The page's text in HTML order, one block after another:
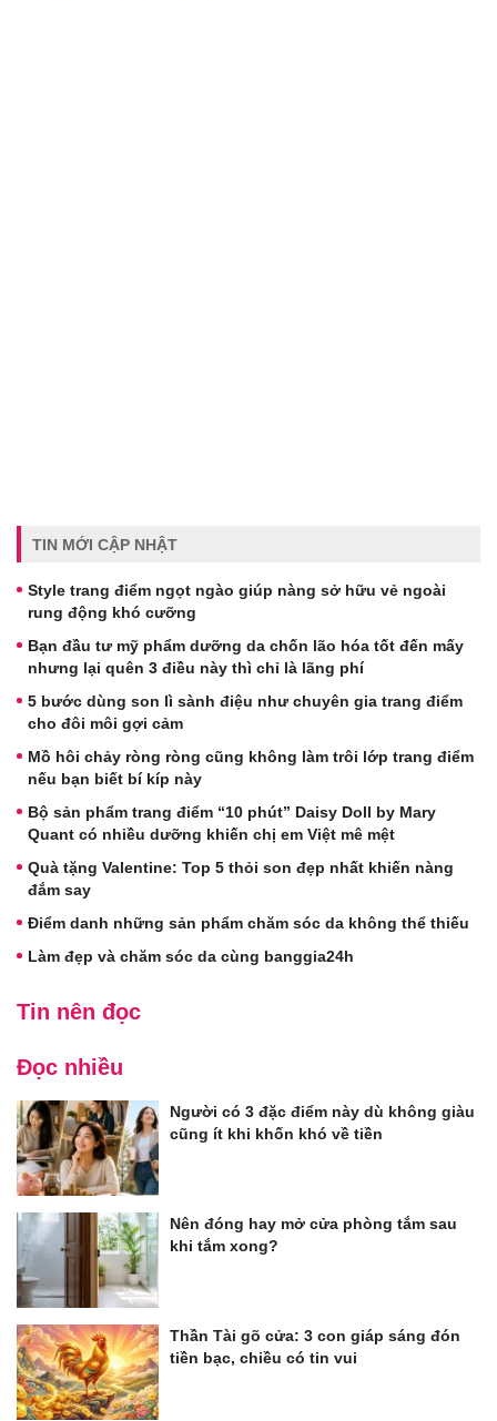
TIN MỚI CẬP NHẬT
Style trang điểm ngọt ngào giúp nàng sở hữu vẻ ngoài
rung động khó cưỡng
Bạn đầu tư mỹ phẩm dưỡng da chốn lão hóa tốt đến mấy
nhưng lại quên 3 điều này thì chỉ là lãng phí
5 bước dùng son lì sành điệu như chuyên gia trang điểm
cho đôi môi gợi cảm
Mồ hôi chảy ròng ròng cũng không làm trôi lớp trang điểm
nếu bạn biết bí kíp này
Bộ sản phẩm trang điểm “10 phút” Daisy Doll by Mary
Quant có nhiều dưỡng khiến chị em Việt mê mệt
Quà tặng Valentine: Top 5 thỏi son đẹp nhất khiến nàng
đắm say
Điểm danh những sản phẩm chăm sóc da không thể thiếu
Làm đẹp và chăm sóc da cùng banggia24h
Tin nên đọc
Đọc nhiều
Người có 3 đặc điểm này dù không giàu
cũng ít khi khốn khó về tiền
Nên đóng hay mở cửa phòng tắm sau
khi tắm xong?
Thần Tài gõ cửa: 3 con giáp sáng đón
tiền bạc, chiều có tin vui